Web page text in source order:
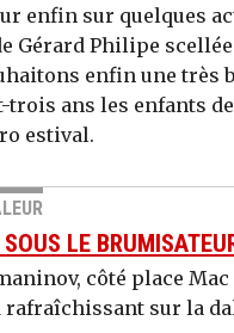
enfin sur quelques
Gérard Philipe
enfin une très
ans les enfants
estival.
LE
côté place
sur la